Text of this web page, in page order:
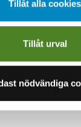
Tillåt alla cookies
Tillåt urval
nödvändiga